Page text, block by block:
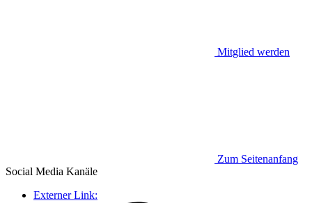
Mitglied werden
Zum Seitenanfang
Social Media Kanäle
Externer Link: